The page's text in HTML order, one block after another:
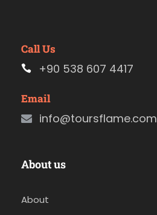
Call Us
+90 538 607 4417
Email
info@toursflame.com
About us
About